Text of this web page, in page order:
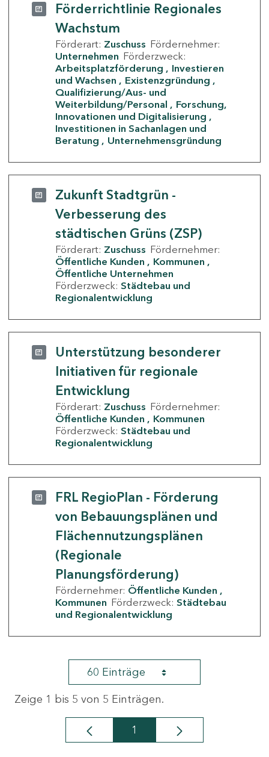
Förderrichtlinie Regionales
Wachstum
Förderart: Zuschuss Fördernehmer:
Unternehmen Förderzweck:
Arbeitsplatzförderung
Investieren
und Wachsen
Existenzgründung
Qualifizierung/Aus- und
Weiterbildung/Personal
Forschung,
Innovationen und Digitalisierung
Investitionen in Sachanlagen und
Beratung
Unternehmensgründung
Zukunft Stadtgrün -
Verbesserung des
städtischen Grüns (ZSP)
Förderart: Zuschuss Fördernehmer:
Öffentliche Kunden
Kommunen
Öffentliche Unternehmen
Förderzweck: Städtebau und
Regionalentwicklung
Unterstützung besonderer
Initiativen für regionale
Entwicklung
Förderart: Zuschuss Fördernehmer:
Öffentliche Kunden
Kommunen
Förderzweck: Städtebau und
Regionalentwicklung
FRL RegioPlan - Förderung
von Bebauungsplänen und
Flächennutzungsplänen
(Regionale
Planungsförderung)
Fördernehmer: Öffentliche Kunden
Kommunen Förderzweck: Städtebau
und Regionalentwicklung
60 Einträge
Zeige 1 bis 5 von 5 Einträgen.
Seite
1